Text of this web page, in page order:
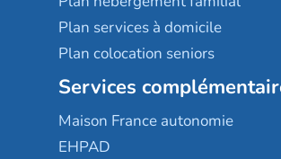
Plan services à domicile
Plan colocation seniors
Services
Maison France autonomie
EHPAD